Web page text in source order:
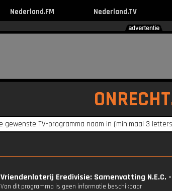
Nederland.FM Nederland.TV
Vriendenloterij Eredivisie: Samenvatting N.E.C. -
Van dit programma is geen informatie beschikbaar